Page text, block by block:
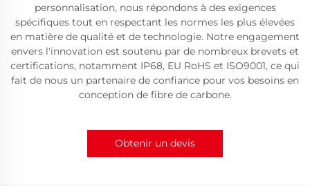
personnalisation, nous répondons à des exigences
spécifiques tout en respectant les normes les plus élevées
en matière de qualité et de technologie. Notre engagement
envers l'innovation est soutenu par de nombreux brevets et
certifications, notamment IP68, EU RoHS et ISO9001, ce qui
fait de nous un partenaire de confiance pour vos besoins en
conception de fibre de carbone.
Obtenir un devis